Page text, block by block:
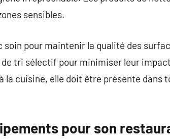
sensibles.
pour maintenir la qualité des
tri sélectif pour minimiser leur
la cuisine, elle doit être présente dans
pour son